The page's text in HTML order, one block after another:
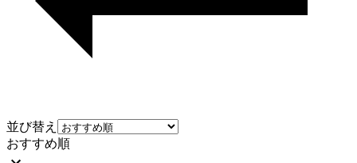
並び替え
おすすめ順